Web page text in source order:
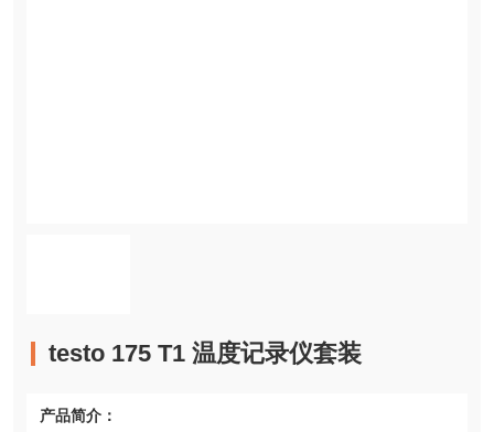
testo 175 T1 温度记录仪套装
产品简介：